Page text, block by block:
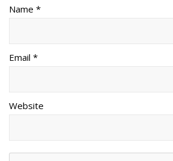
Name *
Email *
Website